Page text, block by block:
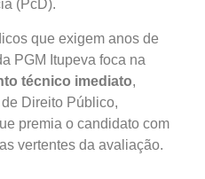
(PcD).
que exigem anos de
PGM Itupeva foca na
técnico imediato,
Direito Público,
premia o candidato com
vertentes da avaliação.